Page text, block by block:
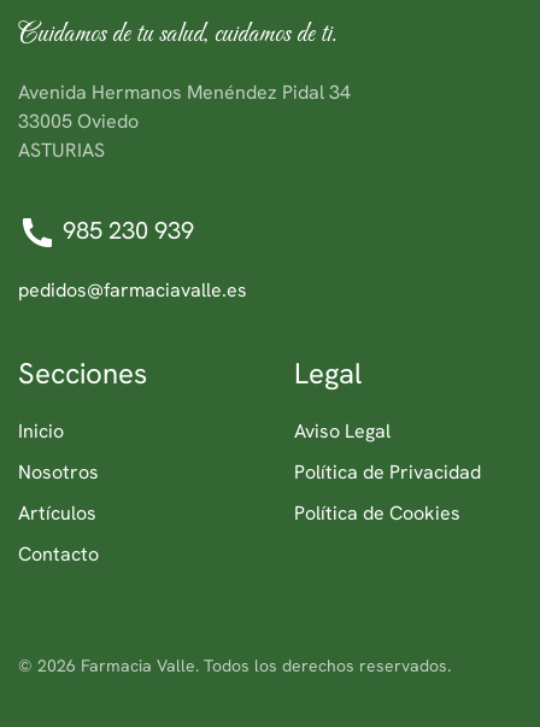
Cuidamos de tu salud, cuidamos de ti.
Avenida Hermanos Menéndez Pidal 34
33005 Oviedo
ASTURIAS
985 230 939
pedidos@farmaciavalle.es
Secciones
Inicio
Nosotros
Artículos
Contacto
Legal
Aviso Legal
Política de Privacidad
Política de Cookies
© 2026 Farmacia Valle. Todos los derechos reservados.